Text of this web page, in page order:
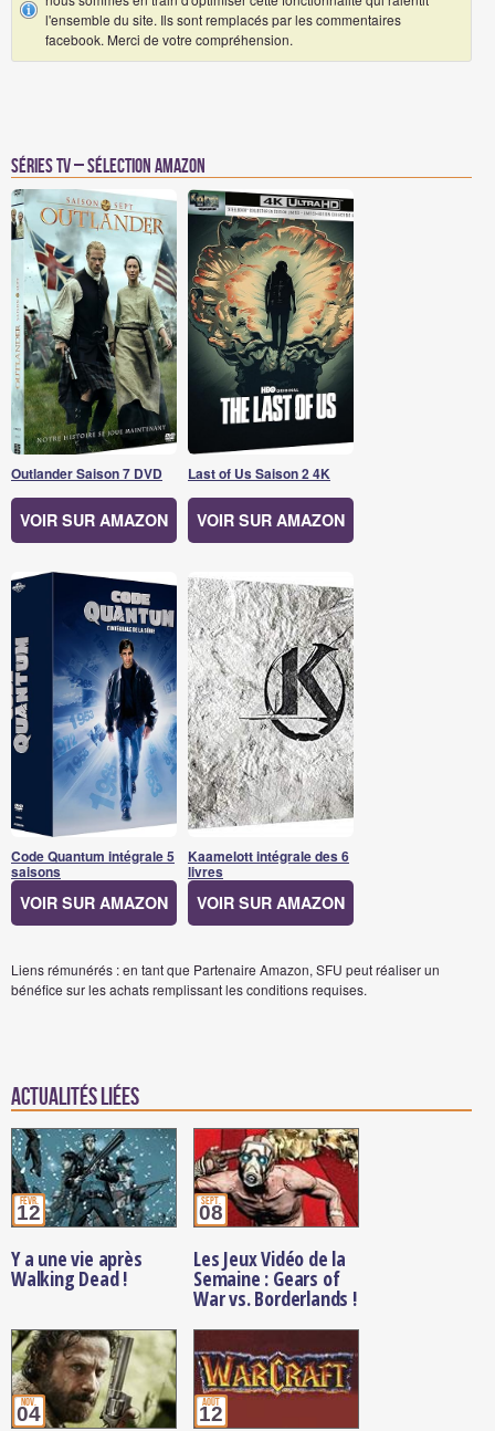
l'ensemble du site. Ils sont remplacés par les commentaires
facebook. Merci de votre compréhension.
Séries TV – Sélection Amazon
Outlander Saison 7 DVD
VOIR SUR AMAZON
Last of Us Saison 2 4K
VOIR SUR AMAZON
Code Quantum intégrale 5
saisons
VOIR SUR AMAZON
Kaamelott intégrale des 6
livres
VOIR SUR AMAZON
Liens rémunérés : en tant que Partenaire Amazon, SFU peut réaliser un
bénéfice sur les achats remplissant les conditions requises.
Actualités Liées
févr.
12
Y a une vie après
Walking Dead !
sept.
08
Les Jeux Vidéo de la
Semaine : Gears of
War vs. Borderlands !
nov.
04 août
12